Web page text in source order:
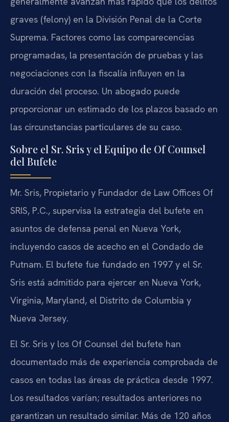
graves (felony) en la División Penal de la Corte
Suprema. Factores como las comparecencias
programadas, la presentación de pruebas y las
negociaciones con la fiscalía influyen en la
duración del proceso. Un abogado puede
proporcionar un estimado de los plazos basado en
las circunstancias particulares de su caso.
Sobre el Sr. Sris y el Equipo de Of Counsel
del Bufete
Mr. Sris, Propietario y Fundador de Law Offices Of
SRIS, P.C., supervisa la estrategia del bufete en
asuntos de defensa penal en Nueva York,
incluyendo casos de acecho en el Condado de
Putnam. El bufete fue fundado en 1997 y el Sr.
Sris está admitido para ejercer en Nueva York,
Virginia, Maryland, el Distrito de Columbia y
Nueva Jersey.
El Sr. Sris y los Of Counsel del bufete han
documentado más de experiencia comprobada de
casos en todas las áreas de práctica desde 1997.
Los resultados varían; resultados anteriores no
garantizan un resultado similar. Más de 120 años